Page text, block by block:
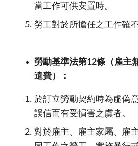
當工作可供安置時。
勞工對於所擔任之工作確
勞動基準法第12條（雇主
遣費）：
於訂立勞動契約時為虛偽
誤信而有受損害之虞者。
對於雇主、雇主家屬、雇